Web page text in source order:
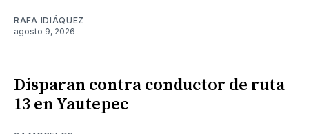
RAFA IDIÁQUEZ
agosto 9, 2026
Disparan contra conductor de ruta
13 en Yautepec